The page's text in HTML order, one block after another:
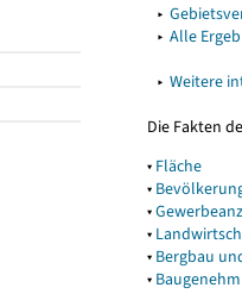
▸
▸ Alle
▸ Weitere
Die Fakten
▾ Fläche
▾
▾
▾
▾ Bergbau
▾